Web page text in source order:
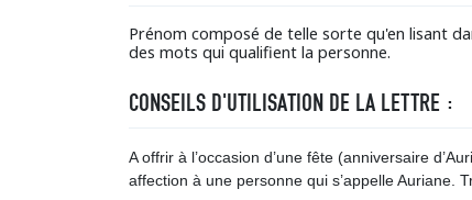
Prénom composé de telle sorte qu'en lisant
des mots qui qualifient la personne.
CONSEILS D'UTILISATION DE LA LETTRE :
A offrir à l’occasion d’une fête (anniversaire
affection à une personne qui s’appelle Auriane.